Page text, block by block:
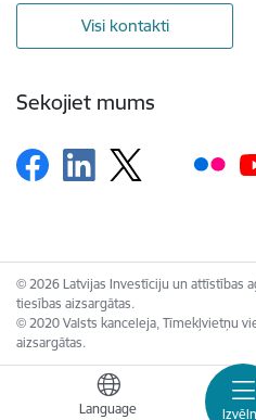
Language
Visi kontakti
Sekojiet mums
© 2026 Latvijas Investīciju un attīstības
tiesības aizsargātas.
© 2020 Valsts kanceleja, Tīmekļvietņu
aizsargātas.